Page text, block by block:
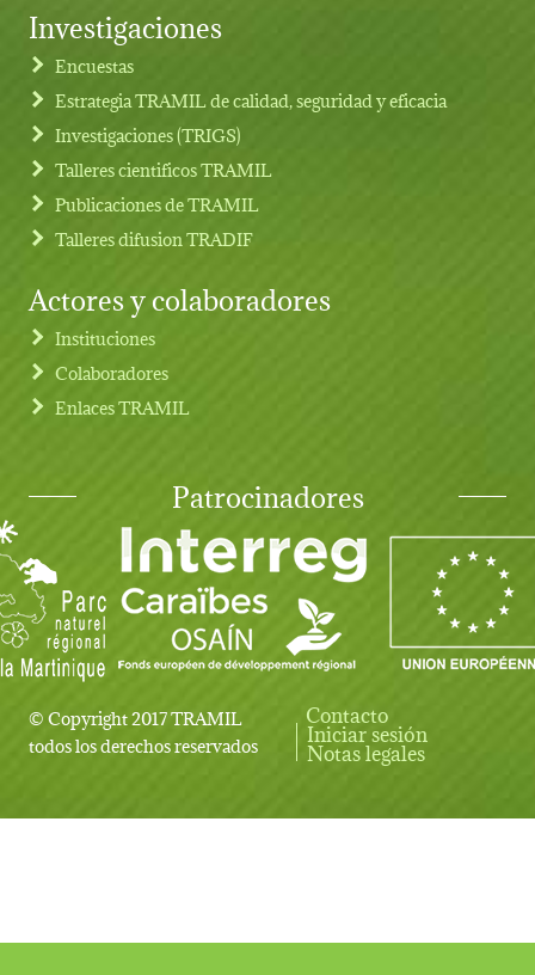
Footer menu
Investigaciones
Encuestas
Estrategia TRAMIL de calidad, seguridad y eficacia
Investigaciones (TRIGS)
Talleres cientificos TRAMIL
Publicaciones de TRAMIL
Talleres difusion TRADIF
Actores y colaboradores
Instituciones
Colaboradores
Enlaces TRAMIL
Patrocinadores
© Copyright 2017 TRAMIL
todos los derechos reservados
User account menu
Contacto
Iniciar sesión
Notas legales